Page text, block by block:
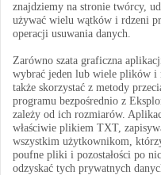
znajdziemy na stronie twórcy,
używać wielu wątków i rdzeni
operacji usuwania danych.
Zarówno szata graficzna
wybrać jeden lub wiele plików i
także skorzystać z metody
programu bezpośrednio z
zależy od ich rozmiarów.
właściwie plikiem TXT,
wszystkim użytkownikom,
poufne pliki i pozostałości po
odzyskać tych prywatnych